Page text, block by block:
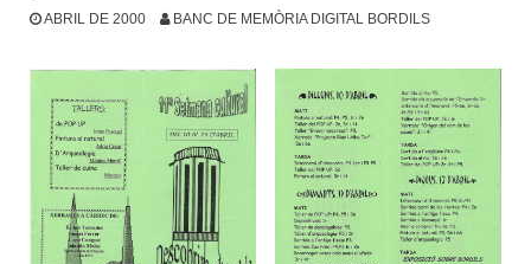
ABRIL DE 2000 BANC DE MEMÒRIA DIGITAL BORDILS